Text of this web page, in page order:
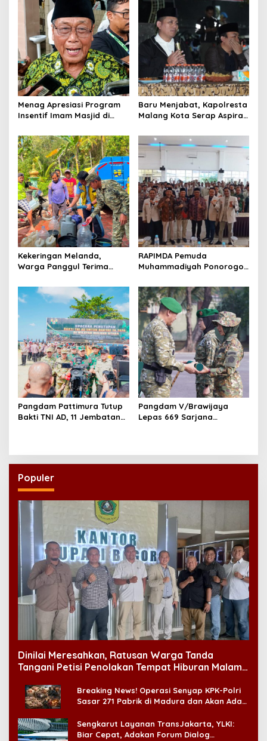
g
a
t
i
o
n
Menag Apresiasi Program
Insentif Imam Masjid di
Model Nasional
Baru Menjabat, Kapolresta
Malang Kota Serap Aspirasi
Kamtibmas
Kekeringan Melanda,
Warga Panggul Terima
RAPIMDA Pemuda
Muhammadiyah Ponorogo
Kebangsaan Berbasis
Integritas
Pangdam Pattimura Tutup
Bakti TNI AD, 11 Jembatan
Pangdam V/Brawijaya
Lepas 669 Sarjana
Populer
Dinilai Meresahkan, Ratusan Warga Tanda
Tangani Petisi Penolakan Tempat Hiburan Malam
Breaking News! Operasi Senyap KPK-Polri
Sasar 271 Pabrik di Madura dan Akan Ada
Sengkarut Layanan TransJakarta, YLKI:
Biar Cepat, Adakan Forum Dialog